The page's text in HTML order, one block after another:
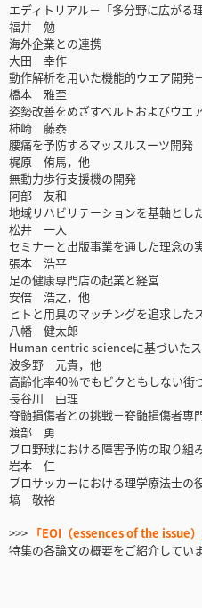
エディトリアル－「多分野に広がる
福井 勉
海外企業との連携
大田 幸作
動作解析を用いた機能的ウエア開発
橋本 雅至
姿勢改善をめざすベルトおよびウエ
柿崎 藤泰
腰痛を予防するマッスルスーツ開発
梶原 侑馬，他
無動力歩行支援機の開発
阿部 友和
地域リハビリテーションを基軸とし
松井 一人
セミナーと出版事業を通した理念の
張本 浩平
足の健康専門店の起業と経営
安倍 浩之，他
ヒトと用具のマッチングを追求した
八幡 健太郎
Human centric scienceに基づいた
波多野 元貴，他
高齢化率40％でもビクともしない街
長谷川 由理
脊髄損傷者との挑戦－脊髄損傷者専
渡部 勇
プロ野球における障害予防の取り組
岩本 仁
プロサッカーにおける理学療法士の
塙 敬裕
>>> 「EOI（essences of the issue）
特集の各論文の概要をご紹介してい